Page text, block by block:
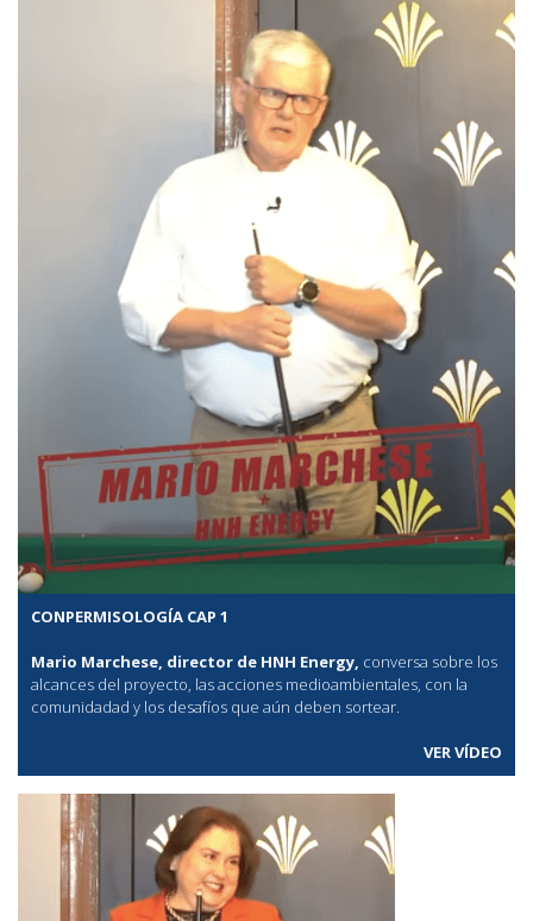
CONPERMISOLOGÍA CAP 1
Mario Marchese, director de HNH Energy, conversa sobre los
alcances del proyecto, las acciones medioambientales, con la
comunidadad y los desafíos que aún deben sortear.
VER VÍDEO